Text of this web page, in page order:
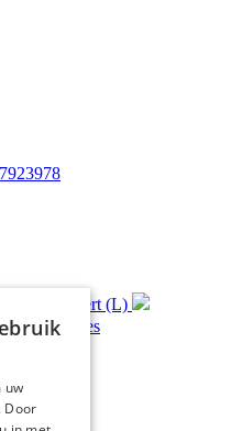
Echt of Weert (L)
advies
uw
Door